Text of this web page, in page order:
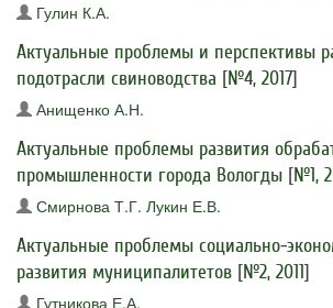
Гулин К.А.
Актуальные проблемы и перспективы
подотрасли свиноводства [№4, 2017]
Анищенко А.Н.
Актуальные проблемы развития
промышленности города Вологды [№1,
Смирнова Т.Г. Лукин Е.В.
Актуальные проблемы социально-
развития муниципалитетов [№2, 2011]
Гутникова Е.А.